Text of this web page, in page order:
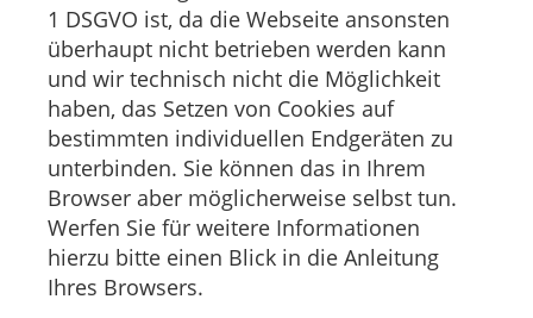
1 DSGVO ist, da die Webseite ansonsten
überhaupt nicht betrieben werden kann
und wir technisch nicht die Möglichkeit
haben, das Setzen von Cookies auf
bestimmten individuellen Endgeräten zu
unterbinden. Sie können das in Ihrem
Browser aber möglicherweise selbst tun.
Werfen Sie für weitere Informationen
hierzu bitte einen Blick in die Anleitung
Ihres Browsers.